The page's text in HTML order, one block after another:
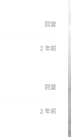
回复
2 年前
回复
2 年前